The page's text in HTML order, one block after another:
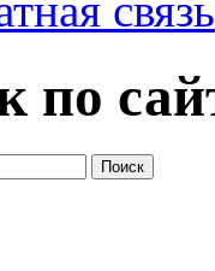
связь
по